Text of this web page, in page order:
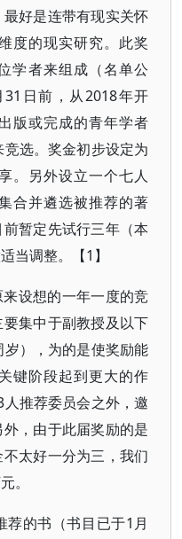
好是连带有现实关怀
度的现实研究。此奖
学者来组成（名单公
日前，从2018年开
版或完成的青年学者
竞选。奖金初步设定为
。另外设立一个七人
合并遴选被推荐的著
暂定先试行三年（本
当调整。【1】
设想的一年一度的竞
集中于副教授及以下
），为的是使奖励能
键阶段起到更大的作
推荐委员会之外，邀
，由于此届奖励的是
太好一分为三，我们
。
荐的书（书目已于1月